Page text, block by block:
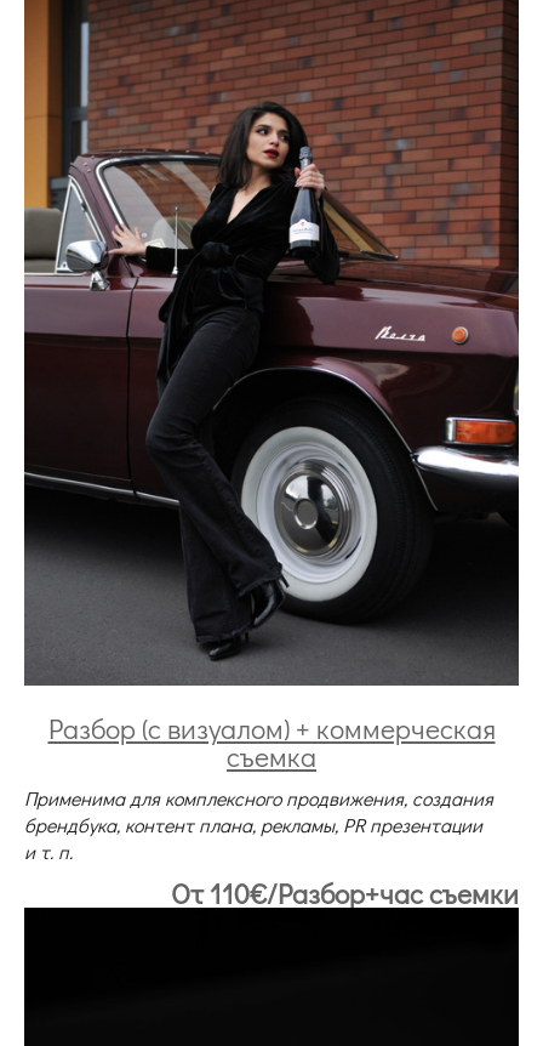
Разбор (с визуалом) + коммерческая
съемка
Применима для комплексного продвижения, создания
брендбука, контент плана, рекламы, PR презентации
и т. п.
От 110€/Разбор+час съемки